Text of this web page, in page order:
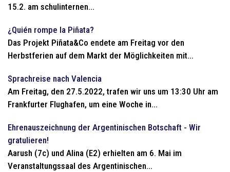
15.2. am schulinternen...
¿Quién rompe la Piñata?
Das Projekt Piñata&Co endete am Freitag vor den
Herbstferien auf dem Markt der Möglichkeiten mit...
Sprachreise nach Valencia
Am Freitag, den 27.5.2022, trafen wir uns um 13:30 Uhr am
Frankfurter Flughafen, um eine Woche in...
Ehrenauszeichnung der Argentinischen Botschaft - Wir
gratulieren!
Aarush (7c) und Alina (E2) erhielten am 6. Mai im
Veranstaltungssaal des Argentinischen...